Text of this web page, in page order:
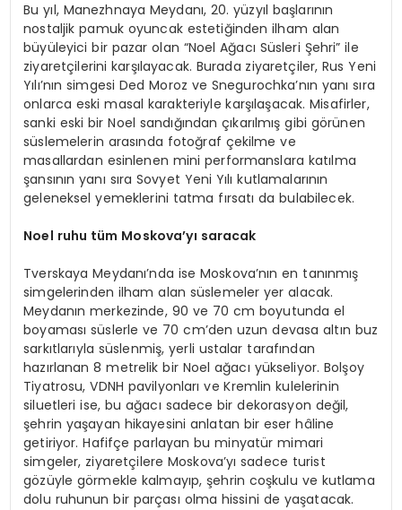
Bu yıl, Manezhnaya Meydanı, 20. yüzyıl başlarının
nostaljik pamuk oyuncak estetiğinden ilham alan
büyüleyici bir pazar olan “Noel Ağacı Süsleri Şehri” ile
ziyaretçilerini karşılayacak. Burada ziyaretçiler, Rus Yeni
Yılı’nın simgesi Ded Moroz ve Snegurochka’nın yanı sıra
onlarca eski masal karakteriyle karşılaşacak. Misafirler,
sanki eski bir Noel sandığından çıkarılmış gibi görünen
süslemelerin arasında fotoğraf çekilme ve
masallardan esinlenen mini performanslara katılma
şansının yanı sıra Sovyet Yeni Yılı kutlamalarının
geleneksel yemeklerini tatma fırsatı da bulabilecek.
Noel ruhu tüm Moskova’yı saracak
Tverskaya Meydanı’nda ise Moskova’nın en tanınmış
simgelerinden ilham alan süslemeler yer alacak.
Meydanın merkezinde, 90 ve 70 cm boyutunda el
boyaması süslerle ve 70 cm’den uzun devasa altın buz
sarkıtlarıyla süslenmiş, yerli ustalar tarafından
hazırlanan 8 metrelik bir Noel ağacı yükseliyor. Bolşoy
Tiyatrosu, VDNH pavilyonları ve Kremlin kulelerinin
siluetleri ise, bu ağacı sadece bir dekorasyon değil,
şehrin yaşayan hikayesini anlatan bir eser hâline
getiriyor. Hafifçe parlayan bu minyatür mimari
simgeler, ziyaretçilere Moskova’yı sadece turist
gözüyle görmekle kalmayıp, şehrin coşkulu ve kutlama
dolu ruhunun bir parçası olma hissini de yaşatacak.